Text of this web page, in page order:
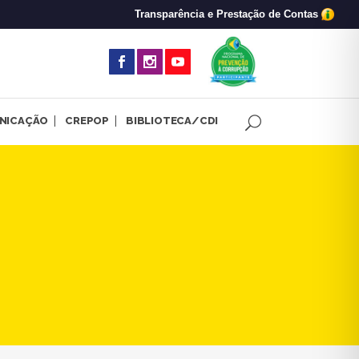
Transparência e Prestação de Contas
CREPOP BIBLIOTECA/CDI
de rádio | CRP-MG